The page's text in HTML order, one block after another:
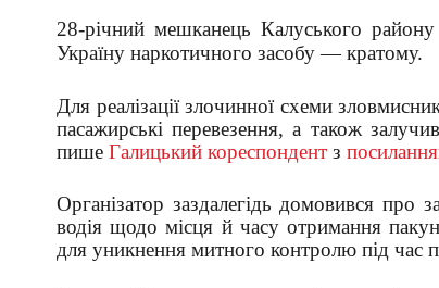
28-річний мешканець Калуського
Україну наркотичного засобу — кратому.
Для реалізації злочинної схеми
пасажирські перевезення, а також
пише Галицький кореспондент з
Організатор заздалегідь домовився про
водія щодо місця й часу отримання
для уникнення митного контролю під час